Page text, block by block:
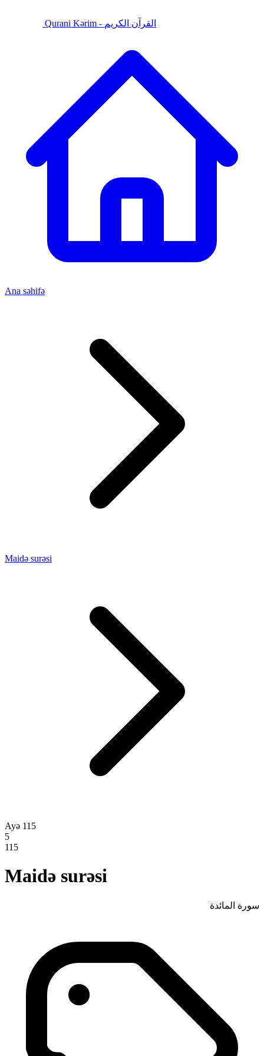
Qurani Kərim - القرآن الكريم
Ana səhifə
Maidə surəsi
Ayə 115
5
115
Maidə surəsi
سورة المائدة